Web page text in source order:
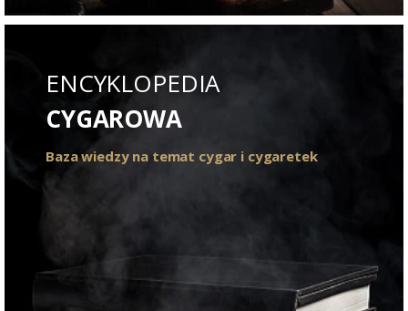
ENCYKLOPEDIA
CYGAROWA
Baza wiedzy na temat cygar i cygaretek